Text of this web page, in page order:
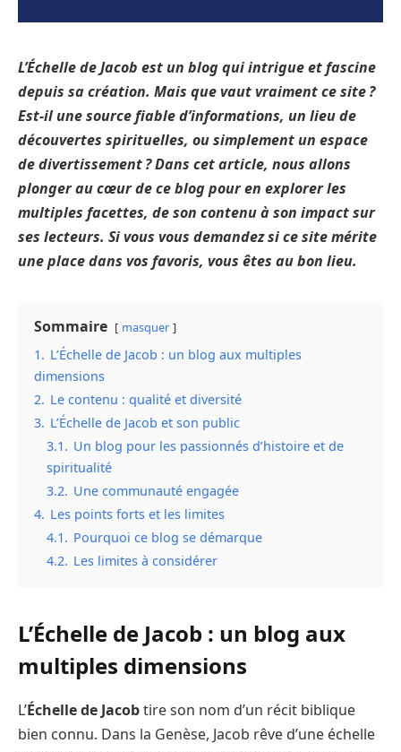
L’Échelle de Jacob est un blog qui intrigue et fascine
depuis sa création. Mais que vaut vraiment ce site ?
Est-il une source fiable d’informations, un lieu de
découvertes spirituelles, ou simplement un espace
de divertissement ? Dans cet article, nous allons
plonger au cœur de ce blog pour en explorer les
multiples facettes, de son contenu à son impact sur
ses lecteurs. Si vous vous demandez si ce site mérite
une place dans vos favoris, vous êtes au bon lieu.
Sommaire masquer
1. L’Échelle de Jacob : un blog aux multiples
dimensions
2. Le contenu : qualité et diversité
3. L’Échelle de Jacob et son public
3.1. Un blog pour les passionnés d’histoire et de
spiritualité
3.2. Une communauté engagée
4. Les points forts et les limites
4.1. Pourquoi ce blog se démarque
4.2. Les limites à considérer
L’Échelle de Jacob : un blog aux
multiples dimensions
L’Échelle de Jacobtire son nom d’un récit biblique
bien connu. Dans la Genèse, Jacob rêve d’une échelle